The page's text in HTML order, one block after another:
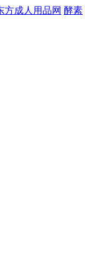
方成人用品网 酵素